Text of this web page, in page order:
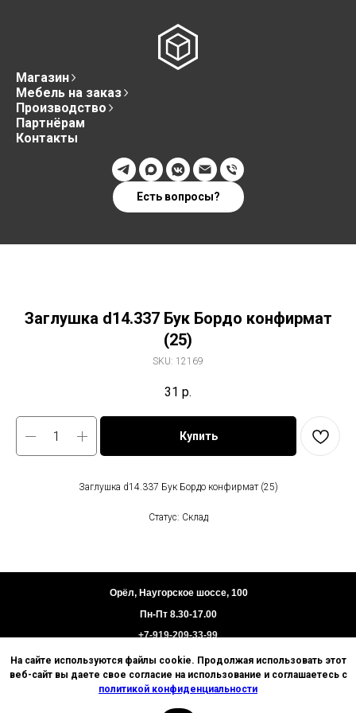
Магазин
Мебель на заказ
Производство
Партнёрам
Контакты
Есть вопросы?
Заглушка d14.337 Бук Бордо конфирмат
(25)
SKU: 12169
31 р.
Купить
Заглушка d14.337 Бук Бордо конфирмат (25)
Статус: Склад
На сайте используются файлы cookie. Продолжая использовать этот
веб-сайт вы даете свое согласие на использование и соглашаетесь с
политикой конфиденциальности
Политика конфиденциальности
Пользовательское соглашение
Орёл, Наугорское шоссе, 100
Пн-Пт 8.30-17.00
+7-919-209-33-99